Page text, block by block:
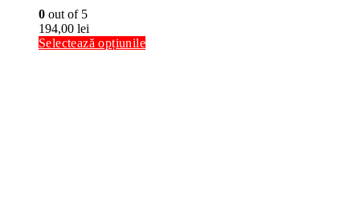
0 out of 5
194,00 lei
Selectează opțiunile